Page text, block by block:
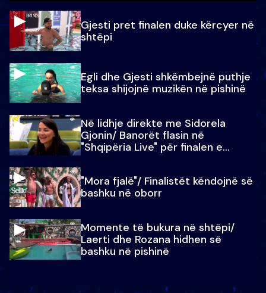
Gjesti pret finalen duke kërcyer në
shtëpi
Egli dhe Gjesti shkëmbejnë puthje
teksa shijojnë muzikën në pishinë
Në lidhje direkte me Sidorela
Gjonin/ Banorët flasin në
"Shqipëria Live" për finalen e
"Mora fjalë"/ Finalistët këndojnë së
bashku në oborr
Momente të bukura në shtëpi/
Laerti dhe Rozana hidhen së
bashku në pishinë